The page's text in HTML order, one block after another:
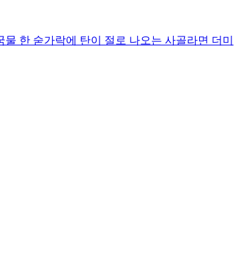
한 숟가락에 탄이 절로 나오는 사골라면 더미